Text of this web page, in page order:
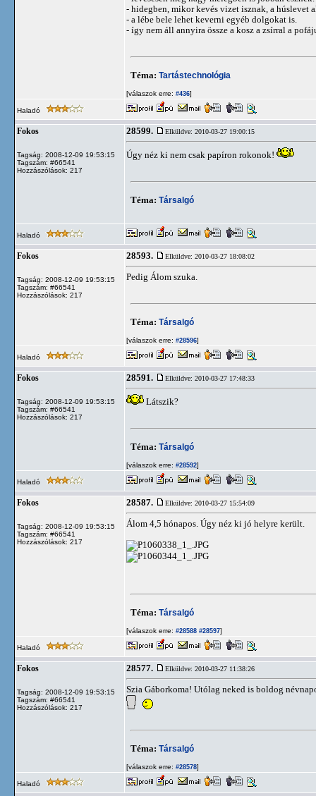
- hidegben, mikor kevés vizet isznak, a húslevet
- a lébe bele lehet keverni egyéb dolgokat is.
- így nem áll annyira össze a kosz a zsírral a
Téma: Tartástechnológia
[válaszok erre: #436]
Haladó
Fokos
Tagság: 2008-12-09 19:53:15
Tagszám: #66541
Hozzászólások: 217
28599. Elküldve: 2010-03-27 19:00:15
Úgy néz ki nem csak papíron rokonok!
Téma: Társalgó
Haladó
Fokos
Tagság: 2008-12-09 19:53:15
Tagszám: #66541
Hozzászólások: 217
28593. Elküldve: 2010-03-27 18:08:02
Pedig Álom szuka.
Téma: Társalgó
[válaszok erre: #28596]
Haladó
Fokos
Tagság: 2008-12-09 19:53:15
Tagszám: #66541
Hozzászólások: 217
28591. Elküldve: 2010-03-27 17:48:33
Látszik?
Téma: Társalgó
[válaszok erre: #28592]
Haladó
Fokos
Tagság: 2008-12-09 19:53:15
Tagszám: #66541
Hozzászólások: 217
28587. Elküldve: 2010-03-27 15:54:09
Álom 4,5 hónapos. Úgy néz ki jó helyre került.
Téma: Társalgó
[válaszok erre: #28588 #28597]
Haladó
Fokos
Tagság: 2008-12-09 19:53:15
Tagszám: #66541
Hozzászólások: 217
28577. Elküldve: 2010-03-27 11:38:26
Szia Gáborkoma! Utólag neked is boldog
Téma: Társalgó
[válaszok erre: #28578]
Haladó